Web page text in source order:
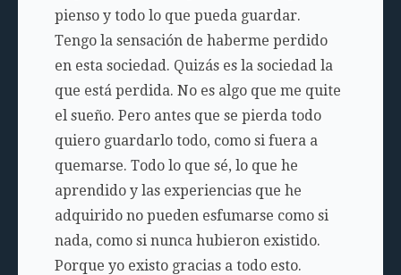
pienso y todo lo que pueda guardar.
Tengo la sensación de haberme perdido
en esta sociedad. Quizás es la sociedad la
que está perdida. No es algo que me quite
el sueño. Pero antes que se pierda todo
quiero guardarlo todo, como si fuera a
quemarse. Todo lo que sé, lo que he
aprendido y las experiencias que he
adquirido no pueden esfumarse como si
nada, como si nunca hubieron existido.
Porque yo existo gracias a todo esto.